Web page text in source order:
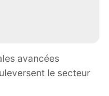
avancées
le secteur